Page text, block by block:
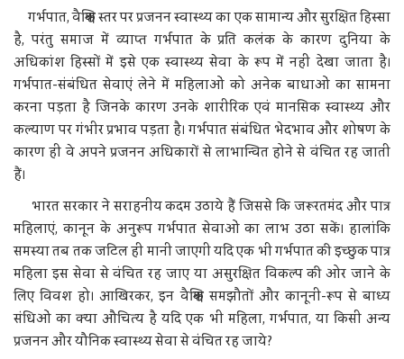
गर्भपात, वैश्विक स्तर पर प्रजनन स्वास्थ्य का एक सामान्य और सुरक्षित हिस्सा
है, परंतु समाज में व्याप्त गर्भपात के प्रति कलंक के कारण दुनिया के
अधिकांश हिस्सों में इसे एक स्वास्थ्य सेवा के रूप में नहीं देखा जाता है।
गर्भपात-संबंधित सेवाएं लेने में महिलाओं को अनेक बाधाओं का सामना
करना पड़ता है जिनके कारण उनके शारीरिक एवं मानसिक स्वास्थ्य और
कल्याण पर गंभीर प्रभाव पड़ता है। गर्भपात संबंधित भेदभाव और शोषण के
कारण ही वे अपने प्रजनन अधिकारों से लाभान्वित होने से वंचित रह जाती
हैं।
भारत सरकार ने सराहनीय कदम उठाये हैं जिससे कि जरूरतमंद और पात्र
महिलाएं, कानून के अनुरूप गर्भपात सेवाओं का लाभ उठा सकें। हालांकि
समस्या तब तक जटिल ही मानी जाएगी यदि एक भी गर्भपात की इच्छुक पात्र
महिला इस सेवा से वंचित रह जाए या असुरक्षित विकल्प की ओर जाने के
लिए विवश हो। आखिरकर, इन वैश्विक समझौतों और कानूनी-रूप से बाध्य
संधिओं का क्या औचित्य है यदि एक भी महिला, गर्भपात, या किसी अन्य
प्रजनन और यौनिक स्वास्थ्य सेवा से वंचित रह जाये?